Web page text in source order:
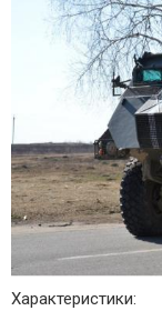
Характеристики: